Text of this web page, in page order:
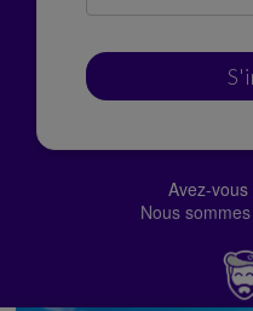
Avez-
Nous